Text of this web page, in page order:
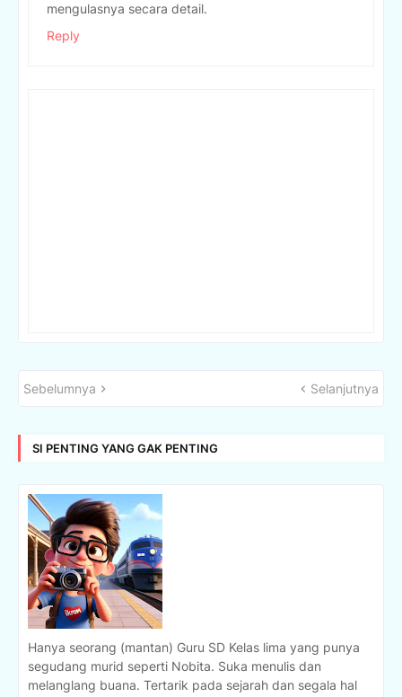
mengulasnya secara detail.
Reply
Sebelumnya Selanjutnya
SI PENTING YANG GAK PENTING
Hanya seorang (mantan) Guru SD Kelas lima yang punya
segudang murid seperti Nobita. Suka menulis dan
melanglang buana. Tertarik pada sejarah dan segala hal